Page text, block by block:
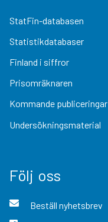
StatFin-databasen
Statistikdatabaser
Finland i siffror
Prisomräknaren
Kommande publiceringar
Undersökningsmaterial
Följ oss
Beställ nyhetsbrev